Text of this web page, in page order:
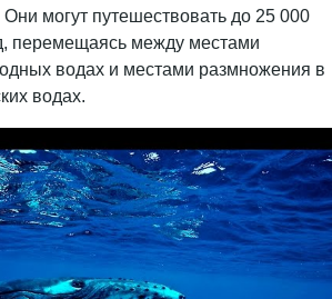
могут путешествовать до 25 000
перемещаясь между местами
водах и местами размножения в
водах.